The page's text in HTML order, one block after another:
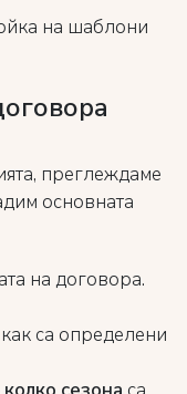
на шаблони
преглеждаме
основната
на договора.
са определени